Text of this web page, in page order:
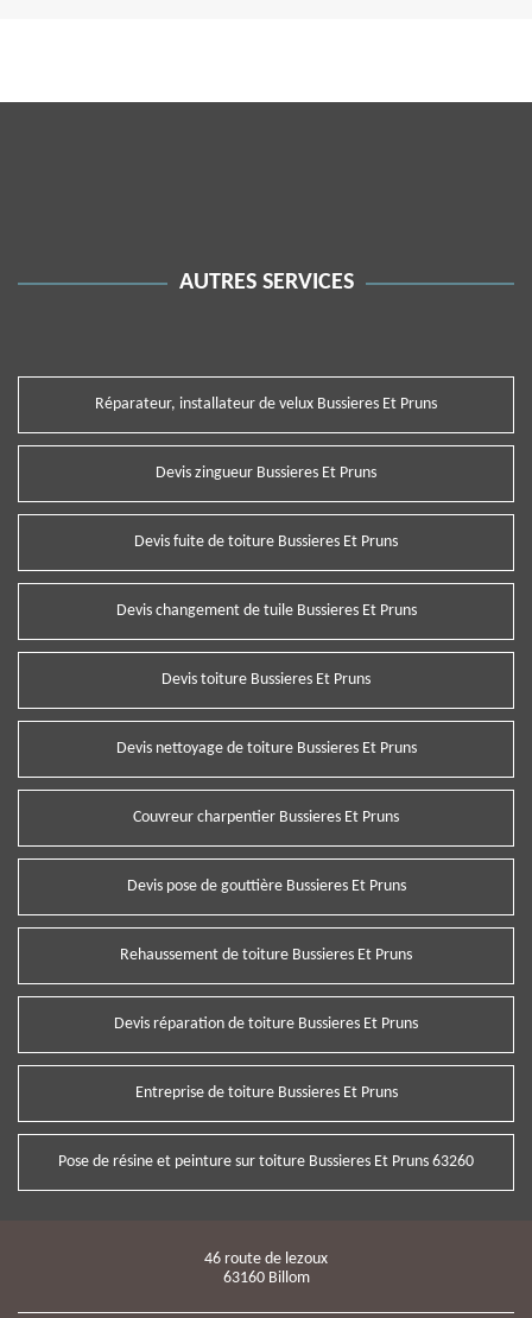
AUTRES SERVICES
Réparateur, installateur de velux Bussieres Et Pruns
Devis zingueur Bussieres Et Pruns
Devis fuite de toiture Bussieres Et Pruns
Devis changement de tuile Bussieres Et Pruns
Devis toiture Bussieres Et Pruns
Devis nettoyage de toiture Bussieres Et Pruns
Couvreur charpentier Bussieres Et Pruns
Devis pose de gouttière Bussieres Et Pruns
Rehaussement de toiture Bussieres Et Pruns
Devis réparation de toiture Bussieres Et Pruns
Entreprise de toiture Bussieres Et Pruns
Pose de résine et peinture sur toiture Bussieres Et Pruns 63260
46 route de lezoux
63160 Billom